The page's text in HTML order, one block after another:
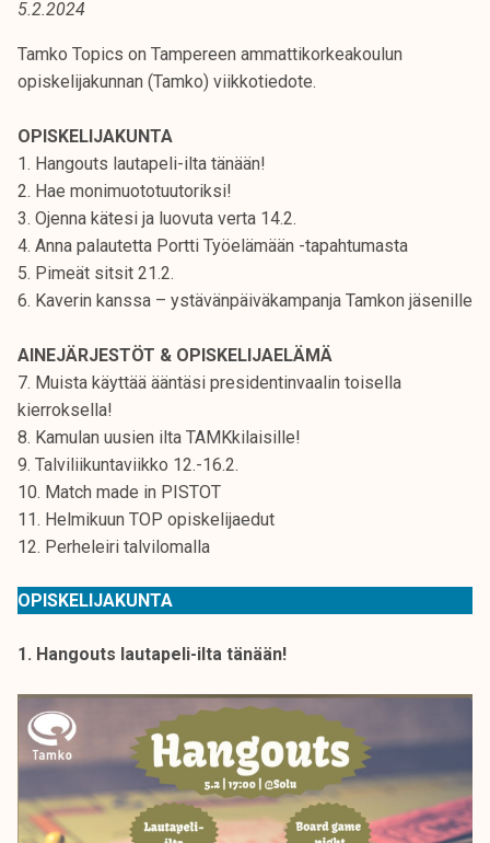
t
i
r
k
e
a
k
o
u
u
n
o
p
i
s
k
e
i
j
a
u
5.2.2024
Tamko Topics on Tampereen ammattikorkeakoulun
opiskelijakunnan (Tamko) viikkotiedote.
OPISKELIJAKUNTA
1. Hangouts lautapeli-ilta tänään!
2. Hae monimuototuutoriksi!
3. Ojenna kätesi ja luovuta verta 14.2.
4. Anna palautetta Portti Työelämään -tapahtumasta
5. Pimeät sitsit 21.2.
6. Kaverin kanssa – ystävänpäiväkampanja Tamkon jäsenille
AINEJÄRJESTÖT & OPISKELIJAELÄMÄ
7. Muista käyttää ääntäsi presidentinvaalin toisella
kierroksella!
8. Kamulan uusien ilta TAMKkilaisille!
9. Talviliikuntaviikko 12.-16.2.
10. Match made in PISTOT
11. Helmikuun TOP opiskelijaedut
12. Perheleiri talvilomalla
OPISKELIJAKUNTA
1. Hangouts lautapeli-ilta tänään!